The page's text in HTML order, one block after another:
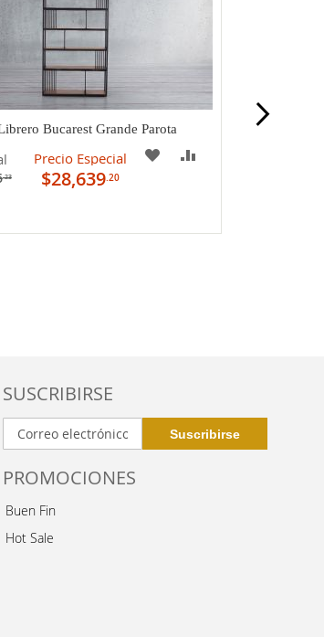
Bucarest Grande Parota
.23
Precio Especial
$28,639 .20
SUSCRIBIRSE
PROMOCIONES
Buen Fin
Hot Sale